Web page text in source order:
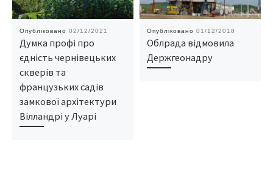
Опубліковано 02/12/2021
Думка профі про
єдність чернівецьких
скверів та
французьких садів
замкової архітектури
Вілландрі у Луарі
Опубліковано 01/12/2018
Облрада відмовила
Держгеонадру